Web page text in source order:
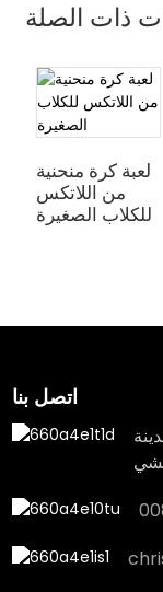
ذات الصلة
لعبة كرة منحنية
من اللاتكس
للكلاب الصغيرة
اتصل بنا